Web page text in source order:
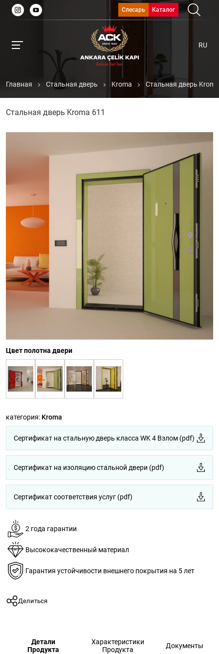
Слесарь Каталог
RU
Главная Стальная дверь Kroma Стальная дверь
Стальная дверь Kroma 611
Цвет полотна двери
категория: Kroma
Сертификат на стальную дверь класса WK 4 Взлом (pdf)
Сертификат на изоляцию стальной двери (pdf)
Сертификат соответствия услуг (pdf)
2 года гарантии
Высококачественный материал
Гарантия устойчивости внешнего покрытия на 5 лет
Делиться
Детали
Продукта
Характеристики
Продукта
Документы